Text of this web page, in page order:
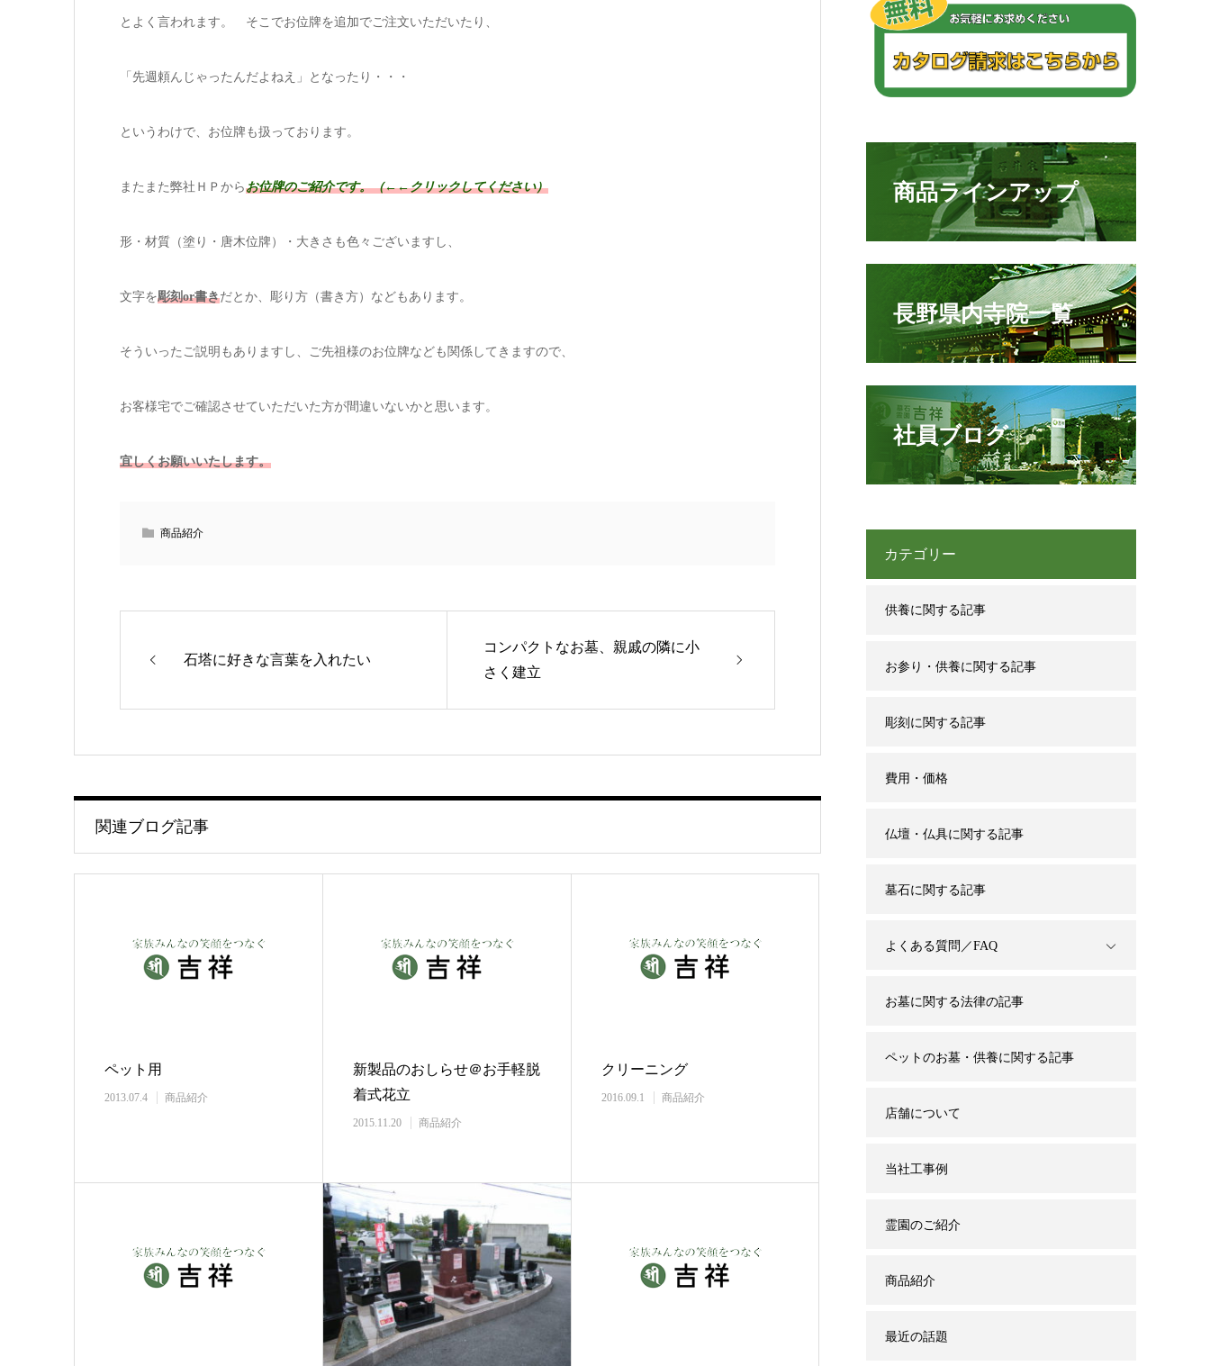
とよく言われます。 そこでお位牌を追加でご注文いただいたり、
「先週頼んじゃったんだよねえ」となったり・・・
というわけで、お位牌も扱っております。
またまた弊社ＨＰからお位牌のご紹介です。（←←クリックしてください）
形・材質（塗り・唐木位牌）・大きさも色々ございますし、
文字を彫刻or書きだとか、彫り方（書き方）などもあります。
そういったご説明もありますし、ご先祖様のお位牌なども関係してきますので、
お客様宅でご確認させていただいた方が間違いないかと思います。
宜しくお願いいたします。
商品紹介
石塔に好きな言葉を入れたい
コンパクトなお墓、親戚の隣に小
さく建立
関連ブログ記事
ペット用
2013.07.4 商品紹介
新製品のおしらせ＠お手軽脱
着式花立
2015.11.20 商品紹介
クリーニング
2016.09.1 商品紹介
商品ラインアップ
長野県内寺院一覧
社員ブログ
カテゴリー
供養に関する記事
お参り・供養に関する記事
彫刻に関する記事
費用・価格
仏壇・仏具に関する記事
墓石に関する記事
よくある質問／FAQ
お墓に関する法律の記事
ペットのお墓・供養に関する記事
店舗について
当社工事例
霊園のご紹介
商品紹介
最近の話題